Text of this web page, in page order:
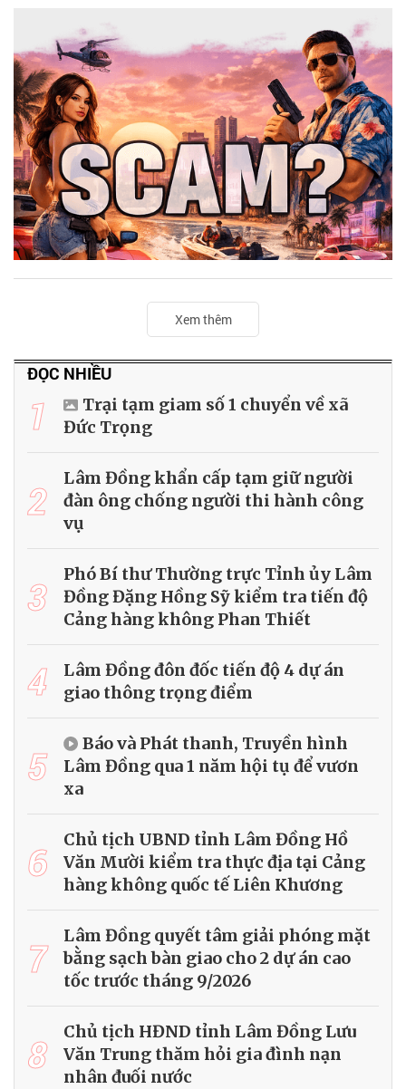
Xem thêm
ĐỌC NHIỀU
1
Trại tạm giam số 1 chuyển về xã
Đức Trọng
2
Lâm Đồng khẩn cấp tạm giữ người
đàn ông chống người thi hành công
vụ
3
Phó Bí thư Thường trực Tỉnh ủy Lâm
Đồng Đặng Hồng Sỹ kiểm tra tiến độ
Cảng hàng không Phan Thiết
4
Lâm Đồng đôn đốc tiến độ 4 dự án
giao thông trọng điểm
5
Báo và Phát thanh, Truyền hình
Lâm Đồng qua 1 năm hội tụ để vươn
xa
6
Chủ tịch UBND tỉnh Lâm Đồng Hồ
Văn Mười kiểm tra thực địa tại Cảng
hàng không quốc tế Liên Khương
7
Lâm Đồng quyết tâm giải phóng mặt
bằng sạch bàn giao cho 2 dự án cao
tốc trước tháng 9/2026
8
Chủ tịch HĐND tỉnh Lâm Đồng Lưu
Văn Trung thăm hỏi gia đình nạn
nhân đuối nước